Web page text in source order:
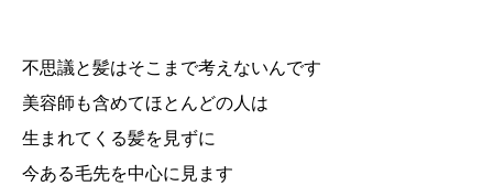
不思議と髪はそこまで考えないんです
美容師も含めてほとんどの人は
生まれてくる髪を見ずに
今ある毛先を中心に見ます